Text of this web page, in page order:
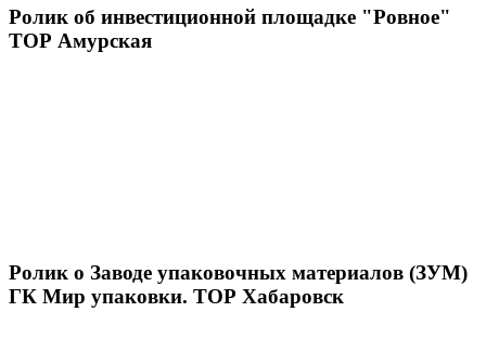
Ролик об инвестиционной площадке "Ровное"
ТОР Амурская
Ролик о Заводе упаковочных материалов (ЗУМ)
ГК Мир упаковки. ТОР Хабаровск